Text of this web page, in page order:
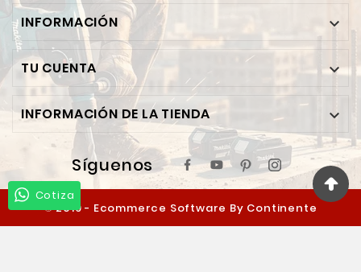
INFORMACIÓN 
TU CUENTA 
INFORMACIÓN DE LA TIENDA 
Síguenos
© 2019 - Ecommerce Software By Continente
Ferretero™
Cotiza